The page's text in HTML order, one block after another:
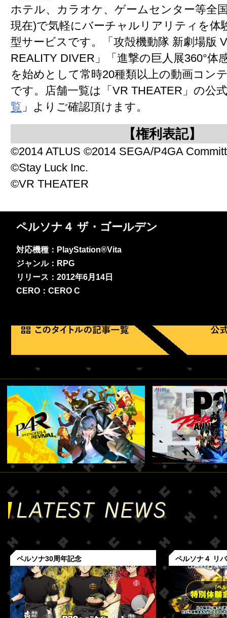
ホテル、カラオケ、ゲームセンター等全
現在)で気軽にバーチャルリアリティを体
型サービスです。「攻殻機動隊 新劇場版
REALITY DIVER」「進撃の巨人展360°体
を始めとして常時20種類以上の動画コン
です。店舗一覧は「VR THEATER」の公
覧 」よりご確認頂けます。
【権利表記】
©2014 ATLUS ©2014 SEGA/P4GA
©Stay Luck Inc.
©VR THEATER
ペルソナ４ ザ・ゴールデン
対応機種：PlayStation®Vita
ジャンル：RPG
リリース：2012年6月14日
CERO：CERO C
ペルソナ30周年記念 ペルソナ４ リ